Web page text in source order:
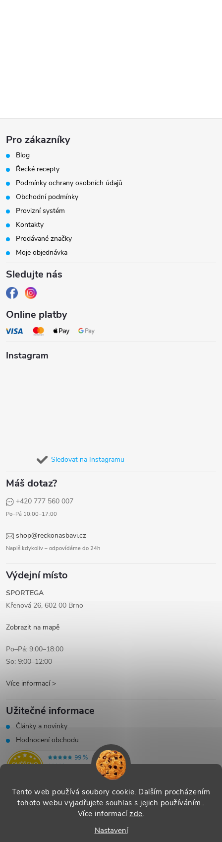
Tento web používá soubory cookie. Dalším procházením
tohoto webu vyjadřujete souhlas s jejich používáním..
Více informacízde.
Nastavení
Z
á
p
a
t
Pro zákazníky
Blog
Řecké recepty
Podmínky ochrany osobních údajů
Obchodní podmínky
Provizní systém
Kontakty
Prodávané značky
Moje objednávka
Sledujte nás
Online platby
Instagram
Sledovat na Instagramu
Máš dotaz?
+420 777 560 007
Po–Pá 10:00–17:00
shop@reckonasbavi.cz
Napiš kdykoliv – odpovídáme do 24h
Výdejní místo
SPORTEGA
Křenová 26, 602 00 Brno
Zobrazit na mapě
Po–Pá: 9:00–18:00
So: 9:00–12:00
Více informací >
Užitečné informace
Články a novinky
Hodnocení obchodu